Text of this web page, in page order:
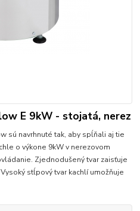
E 9kW - stojatá, nerez
sú navrhnuté tak, aby spĺňali aj tie
o výkone 9kW v nerezovom
Zjednodušený tvar zaisťuje
stĺpový tvar kachlí umožňuje